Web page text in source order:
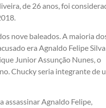
de 26 anos, foi
nove baleados. A maioria
era Agnaldo Felipe Silva
Junior Assunção Nunes, o
Chucky seria integrante de
assassinar Agnaldo Felipe,